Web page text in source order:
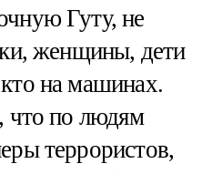
Гуту, не
женщины, дети
на машинах.
что по людям
террористов,